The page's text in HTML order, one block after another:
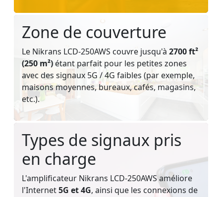
Zone de couverture
Le Nikrans LCD-250AWS couvre jusqu'à 2700 ft²
(250 m²)étant parfait pour les petites zones
avec des signaux 5G / 4G faibles (par exemple,
maisons moyennes, bureaux, cafés, magasins,
etc.).
Types de signaux pris
en charge
L'amplificateur Nikrans LCD-250AWS améliore
l'Internet5G et 4G, ainsi que les connexions de